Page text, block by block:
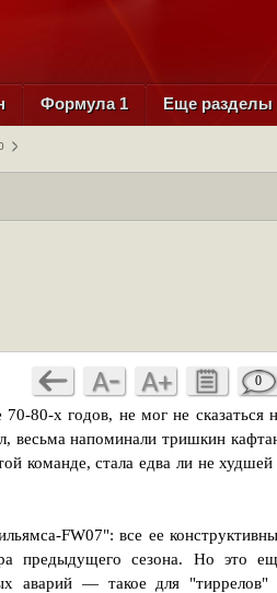
Формула 1 Еще разделы
0
80-х годов, не мог не сказаться
весьма напоминали тришкин
команде, стала едва ли не худшей
FW07": все ее
предыдущего сезона. Но это
аварий — такое для "тиррелов"